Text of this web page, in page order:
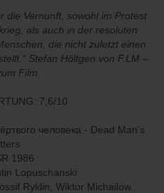
die Vernunft, sowohl im Protest
als auch in der resoluten
die nicht zuletzt einen
Stefan Höltgen von F.LM –
Film.
7,6/10
человека - Dead Man's
1986
Lopuschanski
Ryklin, Wiktor Michailow